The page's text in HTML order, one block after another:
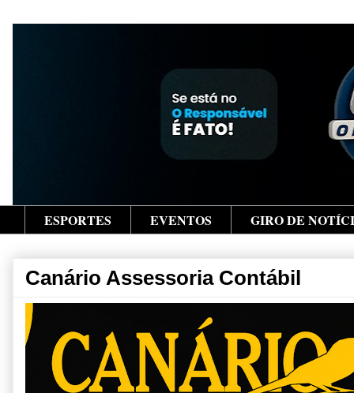
ESPORTES EVENTOS GIRO DE
Canário Assessoria Contábil